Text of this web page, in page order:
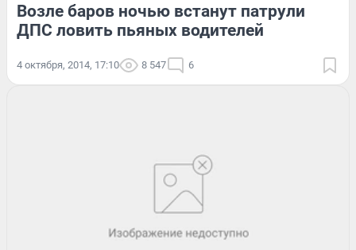
Возле баров ночью встанут патрули
ДПС ловить пьяных водителей
4 октября, 2014, 17:10 8 547 6